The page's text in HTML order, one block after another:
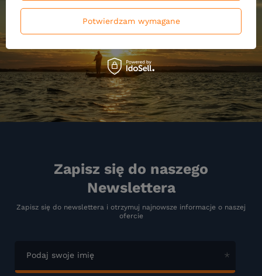
Zapisz się do naszego
Newslettera
Zapisz się do newslettera i otrzymuj najnowsze informacje o naszej
ofercie
Podaj swoje imię
Potwierdzam wymagane